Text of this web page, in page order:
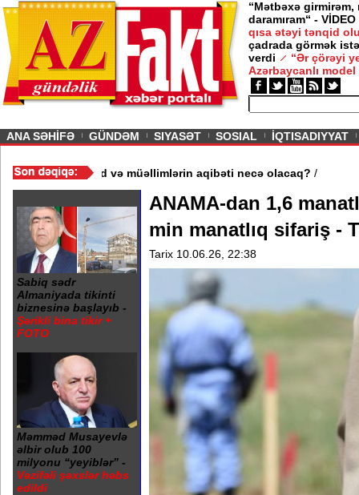
“Mətbəxə girmirəm,
daramıram“ - VİDEO
qısa ətəyi tənqid
çadrada görmək
verdi
“Ər çörəyi
Azərbaycanlı model
ANA SƏHİFƏ GÜNDƏM SIYASƏT SOSIAL İQTISADIYYAT
məktəb bağlandı - Şagird və müəllimlərin aqibəti necə olacaq?
Sabiq sədr
Almaniyada tikinti
biznesinə başlayıb -
Şərikli bina tikir +
FOTO
Məmməd Musayevlə
əlbir olub 100
milyonu “yeyiblər” -
Vəzifəli şəxslər həbs
edildi
ANAMA-dan 1,6
min manatlıq sifariş -
Tarix 10.06.26, 22:38